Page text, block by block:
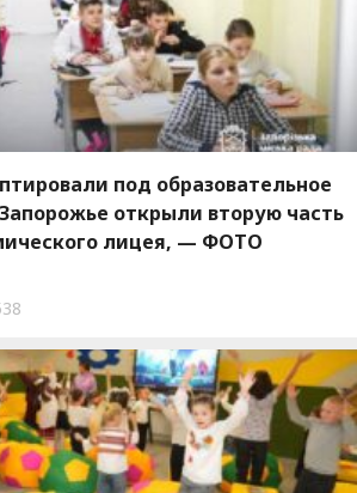
под образовательное
открыли вторую часть
лицея, — ФОТО